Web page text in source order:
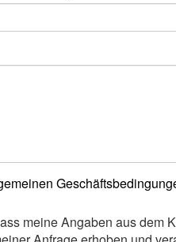
meine Angaben aus dem